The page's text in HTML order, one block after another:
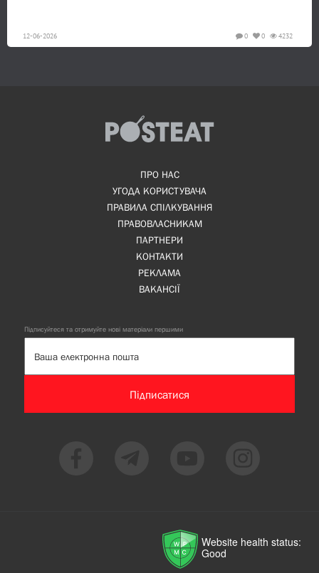
12-06-2026 4232
0
0
ПРО НАС
УГОДА КОРИСТУВАЧА
ПРАВИЛА СПІЛКУВАННЯ
ПРАВОВЛАСНИКАМ
ПАРТНЕРИ
КОНТАКТИ
РЕКЛАМА
ВАКАНСІЇ
Підписуйтеся та отримуйте нові матеріали першими
Підписатися
Website health status:
Good